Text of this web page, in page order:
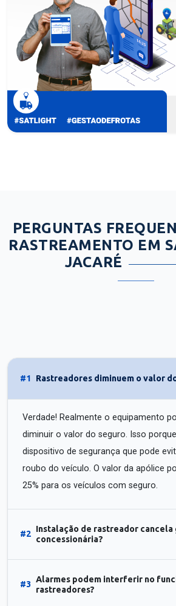
PERGUNTAS
RASTREAMENTO EM
JACARÉ
#1 Rastreadores diminuem o valor
Verdade! Realmente o equipamento
diminuir o valor do seguro. Isso
dispositivo de segurança que pode
roubo do veículo. O valor da apólice
25% para os veículos com seguro.
#2
Instalação de rastreador cancela
concessionária?
#3
Alarmes podem interferir no
rastreadores?